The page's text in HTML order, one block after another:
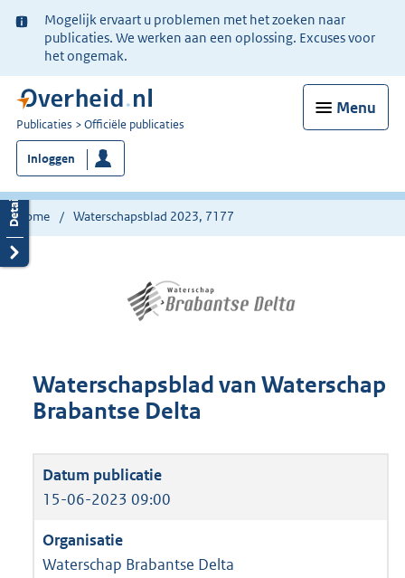
Ter
informatie:
Mogelijk ervaart u problemen met het zoeken naar
publicaties. We werken aan een oplossing. Excuses voor
het ongemak.
Menu
U
bent
nu
hier:
Publicaties Officiële publicaties
Inloggen
Home Waterschapsblad 2023, 7177
Waterschapsblad van Waterschap
Brabantse Delta
15-06-2023 09:00
Waterschap Brabantse Delta